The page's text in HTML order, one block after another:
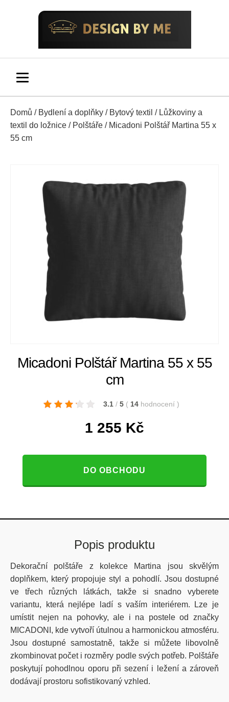
Domů / Bydlení a doplňky / Bytový textil / Lůžkoviny a
textil do ložnice / Polštáře / Micadoni Polštář Martina 55 x
55 cm
Micadoni Polštář Martina 55 x 55
cm
3.1 / 5 ( 14 hodnocení )
1 255 Kč
DO OBCHODU
Popis produktu
Dekorační polštáře z kolekce Martina jsou skvělým
doplňkem, který propojuje styl a pohodlí. Jsou dostupné
ve třech různých látkách, takže si snadno vyberete
variantu, která nejlépe ladí s vaším interiérem. Lze je
umístit nejen na pohovky, ale i na postele od značky
MICADONI, kde vytvoří útulnou a harmonickou atmosféru.
Jsou dostupné samostatně, takže si můžete libovolně
zkombinovat počet i rozměry podle svých potřeb. Polštáře
poskytují pohodlnou oporu při sezení i ležení a zároveň
dodávají prostoru sofistikovaný vzhled.